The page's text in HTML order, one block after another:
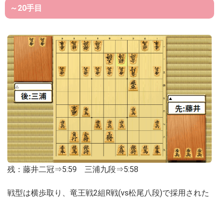
～20手目
残：藤井二冠⇒5:59 三浦九段⇒5:58
戦型は横歩取り、竜王戦2組R戦(vs松尾八段)で採用された